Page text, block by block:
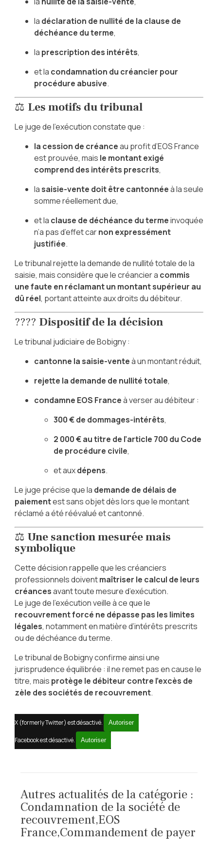
la déclaration de nullité de la clause de
déchéance du terme,
la prescription des intérêts,
et la condamnation du créancier pour
procédure abusive.
⚖️ Les motifs du tribunal
Le juge de l’exécution constate que :
la cession de créanceau profit d’EOS France
est prouvée, mais le montant exigé
comprend des intérêts prescrits,
la saisie-vente doit être cantonnéeà la seule
somme réellement due,
et la clause de déchéance du termeinvoquée
n’a pas d’effet carnon expressément
justifiée.
Le tribunal rejette la demande de nullité totale de la
saisie, mais considère que le créancier a commis
une faute en réclamant un montant supérieur au
dû réel, portant atteinte aux droits du débiteur.
???? Dispositif de la décision
Le tribunal judiciaire de Bobigny :
cantonne la saisie-venteà un montant réduit,
rejette la demande de nullité totale,
condamne EOS Franceà verser au débiteur :
300 € de dommages-intérêts,
2 000 € au titre de l’article 700 du Code
de procédure civile,
et auxdépens.
Le juge précise que la demande de délais de
paiementest sans objet dès lors que le montant
réclamé a été réévalué et cantonné.
⚖️ Une sanction mesurée mais
symbolique
Cette décision rappelle que les créanciers
professionnels doiventmaîtriser le calcul de leurs
créancesavant toute mesure d’exécution.
Le juge de l’exécution veille à ce que le
recouvrement forcé ne dépasse pas les limites
légales, notamment en matière d’intérêts prescrits
ou de déchéance du terme.
Le tribunal de Bobigny confirme ainsi une
jurisprudence équilibrée : il ne remet pas en cause le
titre, mais protège le débiteur contre l’excès de
zèle des sociétés de recouvrement.
X (formerly Twitter) est désactivé. Autoriser
Facebook est désactivé. Autoriser
Autres actualités de la catégorie :
Condamnation de la société de
recouvrement,EOS
France,Commandement de payer